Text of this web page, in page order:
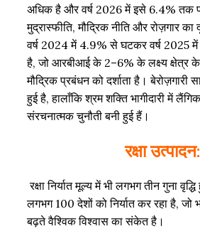
अधिक है और वर्ष 2026 में इसे 6.4% तक
मुद्रास्फीति, मौद्रिक नीति और रोज़गार का
वर्ष 2024 में 4.9% से घटकर वर्ष 2025
है, जो आरबीआई के 2–6% के लक्ष्य क्षेत्र के
मौद्रिक प्रबंधन को दर्शाता है। बेरोज़गारी
हुई है, हालाँकि श्रम शक्ति भागीदारी में
संरचनात्मक चुनौती बनी हुई हैं।
रक्षा उत्पादन:
रक्षा निर्यात मूल्य में भी लगभग तीन गुना
लगभग 100 देशों को निर्यात कर रहा है, जो
बढ़ते वैश्विक विश्वास का संकेत है।